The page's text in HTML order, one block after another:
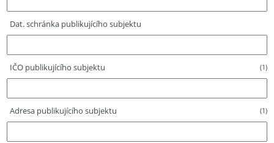
Dat. schránka publikujícího subjektu
IČO publikujícího subjektu (1)
Adresa publikujícího subjektu (1)